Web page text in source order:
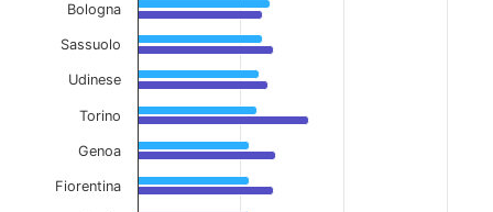
Bologna
Sassuolo
Udinese
Torino
Genoa
Fiorentina